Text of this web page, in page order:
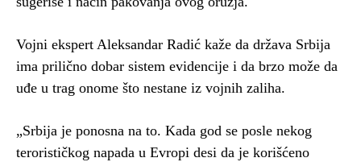
Vojni ekspert Aleksandar Radić kaže da država Srbija
ima prilično dobar sistem evidencije i da brzo može da
uđe u trag onome što nestane iz vojnih zaliha.
„Srbija je ponosna na to. Kada god se posle nekog
terorističkog napada u Evropi desi da je korišćeno